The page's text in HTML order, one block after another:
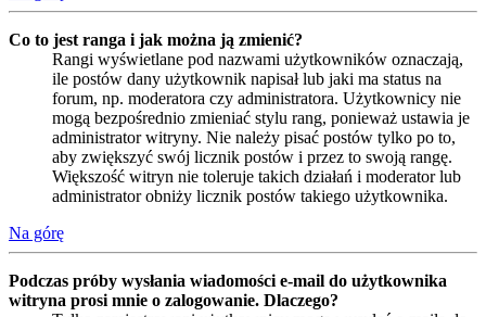
Co to jest ranga i jak można ją zmienić?
Rangi wyświetlane pod nazwami użytkowników oznaczają,
ile postów dany użytkownik napisał lub jaki ma status na
forum, np. moderatora czy administratora. Użytkownicy nie
mogą bezpośrednio zmieniać stylu rang, ponieważ ustawia je
administrator witryny. Nie należy pisać postów tylko po to,
aby zwiększyć swój licznik postów i przez to swoją rangę.
Większość witryn nie toleruje takich działań i moderator lub
administrator obniży licznik postów takiego użytkownika.
Na górę
Podczas próby wysłania wiadomości e-mail do użytkownika
witryna prosi mnie o zalogowanie. Dlaczego?